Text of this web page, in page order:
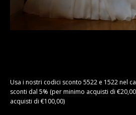
Usa i nostri codici sconto 5522 e 1522 nel
sconti dal 5% (per minimo acquisti di
acquisti di €100,00)